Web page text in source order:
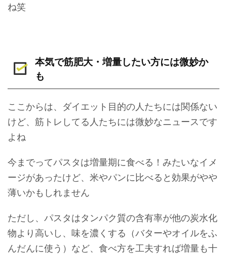
ね笑
本気で筋肥大・増量したい方には微妙か
も
ここからは、ダイエット目的の人たちには関係ない
けど、筋トレしてる人たちには微妙なニュースです
よね
今までってパスタは増量期に食べる！みたいなイメ
ージがあったけど、米やパンに比べると効果がやや
薄いかもしれません
ただし、パスタはタンパク質の含有率が他の炭水化
物より高いし、味を濃くする（バターやオイルをふ
んだんに使う）など、食べ方を工夫すれば増量も十